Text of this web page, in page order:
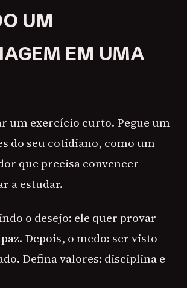
UM
EM UMA
um exercício curto. Pegue um
do seu cotidiano, como um
que precisa convencer
a estudar.
o desejo: ele quer provar
Depois, o medo: ser visto
Defina valores: disciplina e